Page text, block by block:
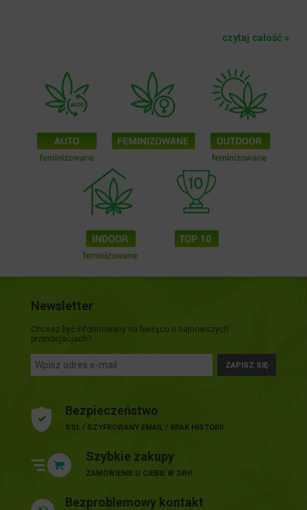
czytaj całość »
Newsletter
Chcesz być informowany na bieżąco o najnowszych
promocjacjach?
ZAPISZ SIĘ
Bezpieczeństwo
SSL / SZYFROWANY EMAIL / BRAK HISTORII
Szybkie zakupy
ZAMÓWIENIE U CIEBIE W 24H!
Bezproblemowy kontakt